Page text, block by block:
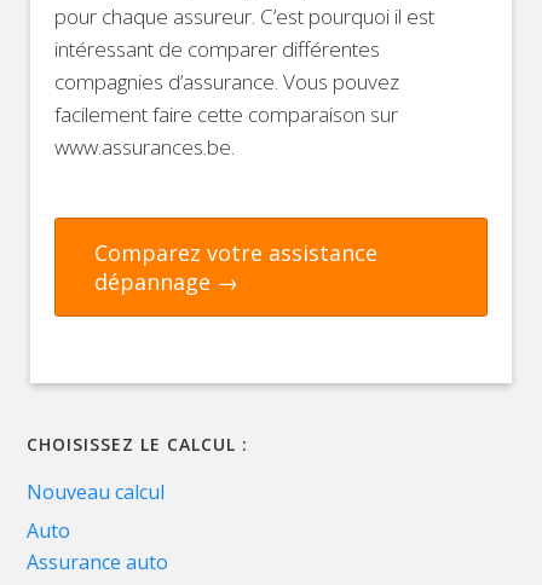
pour chaque assureur. C’est pourquoi il est
intéressant de comparer différentes
compagnies d’assurance. Vous pouvez
facilement faire cette comparaison sur
www.assurances.be.
Comparez votre assistance
dépannage →
CHOISISSEZ LE CALCUL :
Nouveau calcul
Auto
Assurance auto